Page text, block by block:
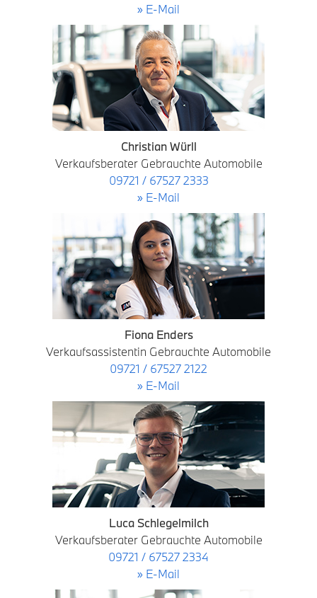
» E-Mail
Christian Würll
Verkaufsberater Gebrauchte Automobile
09721 / 67527 2333
» E-Mail
Fiona Enders
Verkaufsassistentin Gebrauchte Automobile
09721 / 67527 2122
» E-Mail
Luca Schlegelmilch
Verkaufsberater Gebrauchte Automobile
09721 / 67527 2334
» E-Mail